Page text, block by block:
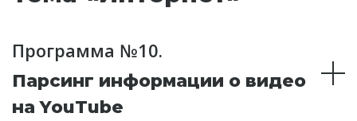
Программа №10.
Парсинг информации о видео
на YouTube